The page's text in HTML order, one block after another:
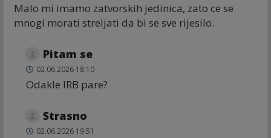
Malo mi imamo zatvorskih jedinica, zato ce se
mnogi morati streljati da bi se sve rijesilo.
Pitam se
02.06.2026 18:10
Odakle IRB pare?
Strasno
02.06.2026 19:51